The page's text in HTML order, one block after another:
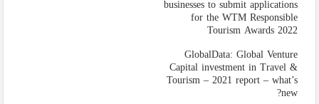
businesses to submit applications
for the WTM Responsible
Tourism Awards 2022
GlobalData: Global Venture
Capital investment in Travel &
Tourism – 2021 report – what’s
new?